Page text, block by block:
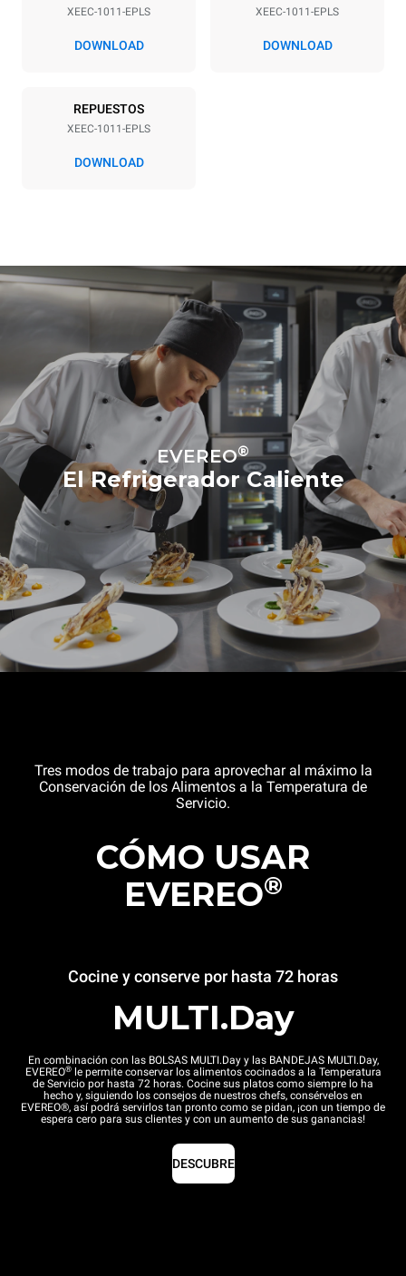
XEEC-1011-EPLS
DOWNLOAD
XEEC-1011-EPLS
DOWNLOAD
REPUESTOS
XEEC-1011-EPLS
DOWNLOAD
EVEREO®
El Refrigerador Caliente
Tres modos de trabajo para aprovechar al máximo la
Conservación de los Alimentos a la Temperatura de
Servicio.
CÓMO USAR
EVEREO®
Cocine y conserve por hasta 72 horas
MULTI.Day
En combinación con las BOLSAS MULTI.Day y las BANDEJAS MULTI.Day,
EVEREO®le permite conservar los alimentos cocinados a la Temperatura
de Servicio por hasta 72 horas. Cocine sus platos como siempre lo ha
hecho y, siguiendo los consejos de nuestros chefs, consérvelos en
EVEREO®, así podrá servirlos tan pronto como se pidan, ¡con un tiempo de
espera cero para sus clientes y con un aumento de sus ganancias!
DESCUBRE